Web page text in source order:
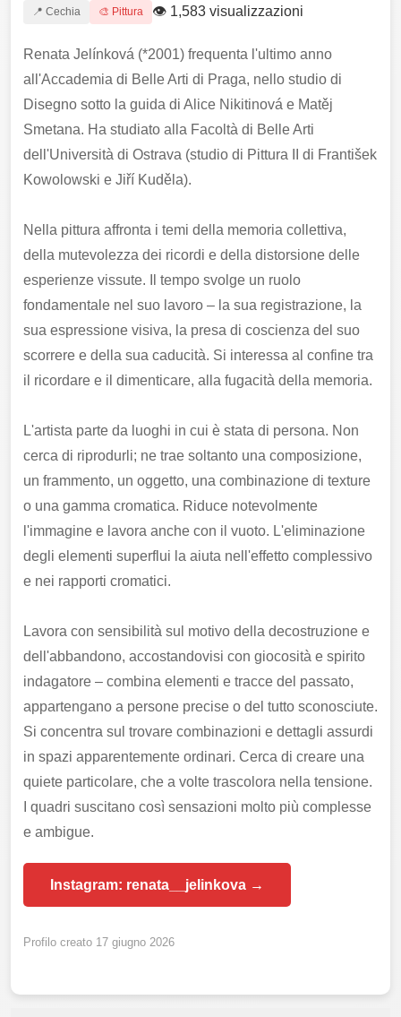
📍 Cechia 🎨 Pittura 👁 1,583 visualizzazioni
Renata Jelínková (*2001) frequenta l'ultimo anno
all'Accademia di Belle Arti di Praga, nello studio di
Disegno sotto la guida di Alice Nikitinová e Matěj
Smetana. Ha studiato alla Facoltà di Belle Arti
dell'Università di Ostrava (studio di Pittura II di František
Kowolowski e Jiří Kuděla).
Nella pittura affronta i temi della memoria collettiva,
della mutevolezza dei ricordi e della distorsione delle
esperienze vissute. Il tempo svolge un ruolo
fondamentale nel suo lavoro – la sua registrazione, la
sua espressione visiva, la presa di coscienza del suo
scorrere e della sua caducità. Si interessa al confine tra
il ricordare e il dimenticare, alla fugacità della memoria.
L'artista parte da luoghi in cui è stata di persona. Non
cerca di riprodurli; ne trae soltanto una composizione,
un frammento, un oggetto, una combinazione di texture
o una gamma cromatica. Riduce notevolmente
l'immagine e lavora anche con il vuoto. L'eliminazione
degli elementi superflui la aiuta nell'effetto complessivo
e nei rapporti cromatici.
Lavora con sensibilità sul motivo della decostruzione e
dell'abbandono, accostandovisi con giocosità e spirito
indagatore – combina elementi e tracce del passato,
appartengano a persone precise o del tutto sconosciute.
Si concentra sul trovare combinazioni e dettagli assurdi
in spazi apparentemente ordinari. Cerca di creare una
quiete particolare, che a volte trascolora nella tensione.
I quadri suscitano così sensazioni molto più complesse
e ambigue.
Instagram: renata__jelinkova →
Profilo creato 17 giugno 2026